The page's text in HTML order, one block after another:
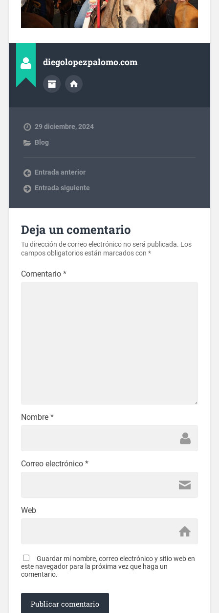
diegolopezpalomo.com
29 diciembre, 2024
Blog
Entrada anterior
Entrada siguiente
Deja un comentario
Tu dirección de correo electrónico no será publicada. Los
campos obligatorios están marcados con *
Comentario *
Nombre *
Correo electrónico *
Web
Guardar mi nombre, correo electrónico y sitio web en
este navegador para la próxima vez que haga un
comentario.